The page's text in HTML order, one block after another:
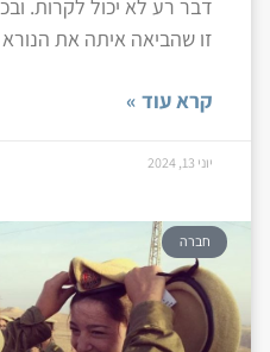
דבר רע לא יכול לקרות.
זו שהביאה איתה את
קרא עוד »
יוני 13, 2024
חברה